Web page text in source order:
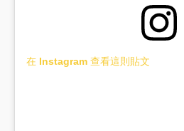
在 Instagram 查看這則貼文